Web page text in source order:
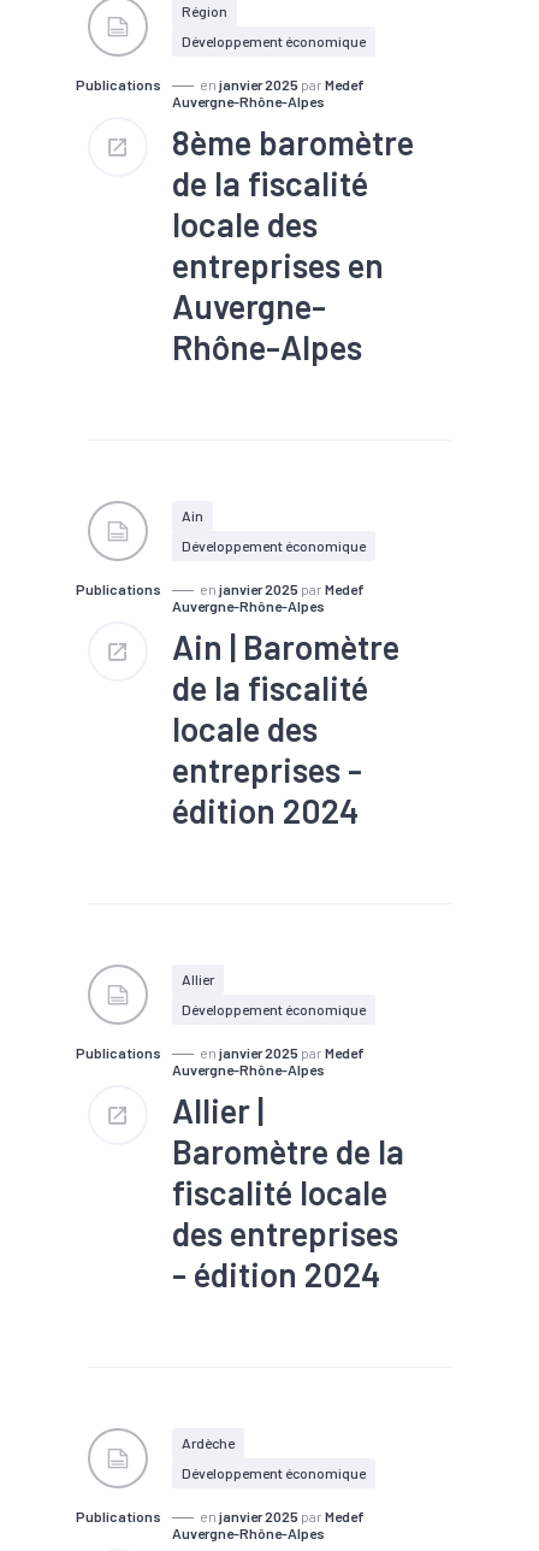
Publications
Région
Développement économique
en janvier 2025 par Medef
Auvergne-Rhône-Alpes
8ème baromètre
de la fiscalité
locale des
entreprises en
Auvergne-
Rhône-Alpes
Publications
Ain
Développement économique
en janvier 2025 par Medef
Auvergne-Rhône-Alpes
Ain | Baromètre
de la fiscalité
locale des
entreprises -
édition 2024
Publications
Allier
Développement économique
en janvier 2025 par Medef
Auvergne-Rhône-Alpes
Allier |
Baromètre de la
fiscalité locale
des entreprises
- édition 2024
Publications
Ardèche
Développement économique
en janvier 2025 par Medef
Auvergne-Rhône-Alpes